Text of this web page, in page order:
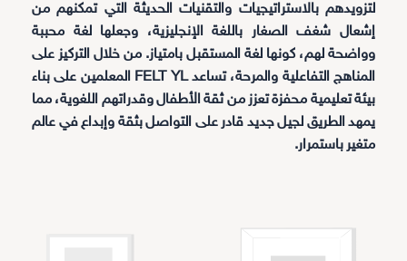
لتزويدهم بالاستراتيجيات والتقنيات الحديثة التي تمكنهم من
إشعال شغف الصغار باللغة الإنجليزية، وجعلها لغة محببة
وواضحة لهم، كونها لغة المستقبل بامتياز. من خلال التركيز على
المناهج التفاعلية والمرحة، تساعد FELT YL المعلمين على بناء
بيئة تعليمية محفزة تعزز من ثقة الأطفال وقدراتهم اللغوية، مما
يمهد الطريق لجيل جديد قادر على التواصل بثقة وإبداع في عالم
متغير باستمرار.